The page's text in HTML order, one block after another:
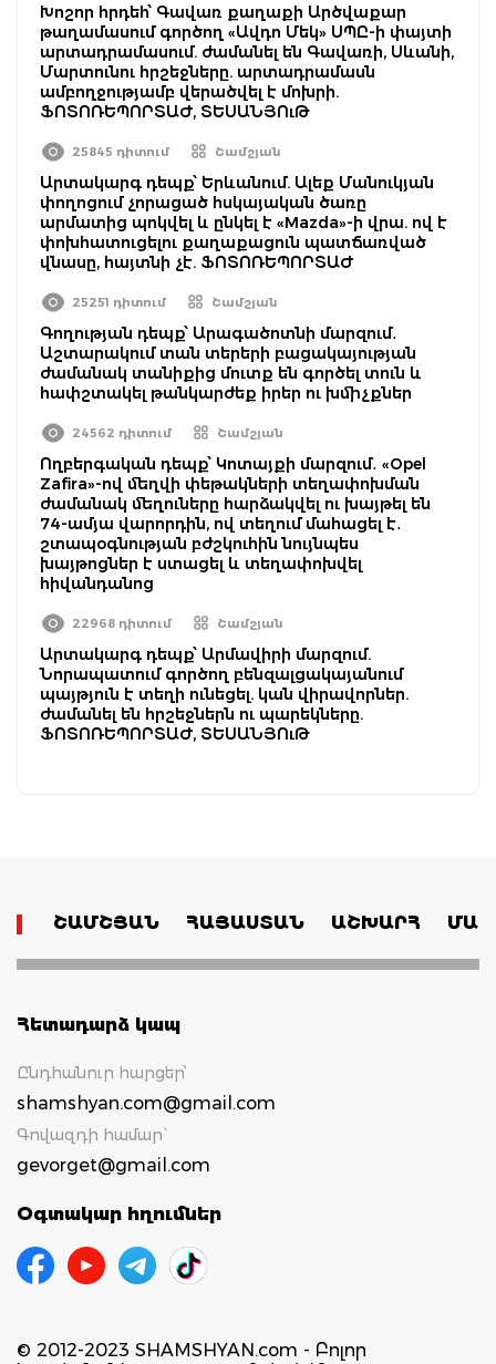
Խոշոր հրդեհ՝ Գավառ քաղաքի Արծվաքար
թաղամասում գործող «Ավդո Մեկ» ՍՊԸ-ի փայտի
արտադրամասում. ժամանել են Գավառի, Սևանի,
Մարտունու հրշեջները. արտադրամասն
ամբողջությամբ վերածվել է մոխրի.
ՖՈՏՈՌԵՊՈՐՏԱԺ, ՏԵՍԱՆՅՈւԹ
25845 դիտում Շամշյան
Արտակարգ դեպք՝ Երևանում. Ալեք Մանուկյան
փողոցում չորացած հսկայական ծառը
արմատից պոկվել և ընկել է «Mazda»-ի վրա. ով է
փոխհատուցելու քաղաքացուն պատճառված
վնասը, հայտնի չէ. ՖՈՏՈՌԵՊՈՐՏԱԺ
25251 դիտում Շամշյան
Գողության դեպք՝ Արագածոտնի մարզում․
Աշտարակում տան տերերի բացակայության
ժամանակ տանիքից մուտք են գործել տուն և
հափշտակել թանկարժեք իրեր ու խմիչքներ
24562 դիտում Շամշյան
Ողբերգական դեպք՝ Կոտայքի մարզում․ «Opel
Zafira»-ով մեղվի փեթակների տեղափոխման
ժամանակ մեղուները հարձակվել ու խայթել են
74-ամյա վարորդին, ով տեղում մահացել է․
շտապօգնության բժշկուհին նույնպես
խայթոցներ է ստացել և տեղափոխվել
հիվանդանոց
22968 դիտում Շամշյան
Արտակարգ դեպք՝ Արմավիրի մարզում.
Նորապատում գործող բենզալցակայանում
պայթյուն է տեղի ունեցել. կան վիրավորներ.
ժամանել են հրշեջներն ու պարեկները.
ՖՈՏՈՌԵՊՈՐՏԱԺ, ՏԵՍԱՆՅՈւԹ
ՇԱՄՇՅԱՆ ՀԱՅԱՍՏԱՆ ԱՇԽԱՐՀ
Հետադարձ կապ
Ընդհանուր հարցեր՝
shamshyan.com@gmail.com
Գովազդի համար`
gevorget@gmail.com
Օգտակար հղումներ
© 2012-2023 SHAMSHYAN.com - Բոլոր